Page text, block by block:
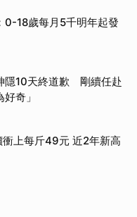
0-18歲每月5千明年起發
隱10天終道歉 剛續任赴
奇」
上每斤49元 近2年新高